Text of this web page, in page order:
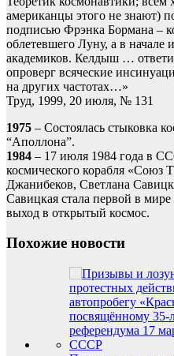
американцы этого не знают)
подписью Фрэнка Бормана –
облетевшего Луну, а в начале
академиков. Келдыш …
опроверг всяческие
на других частотах…»
Труд, 1999, 20 июля, № 131
1975 – Состоялась стыковка
“Аполлона”.
1984 – 17 июля 1984 года в
космического корабля «Союз
Джанибеков, Светлана
Савицкая стала первой в
выход в открытый космос.
Похожие новости